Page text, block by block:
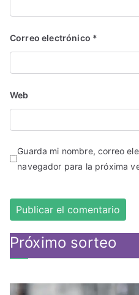
Correo electrónico *
Web
Guarda mi nombre, correo
navegador para la próxima
Próximo sorteo